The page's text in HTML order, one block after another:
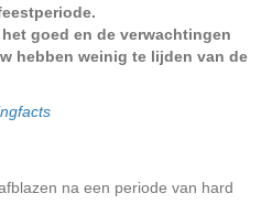
goed en de verwachtingen
hebben weinig te lijden van de
na een periode van hard